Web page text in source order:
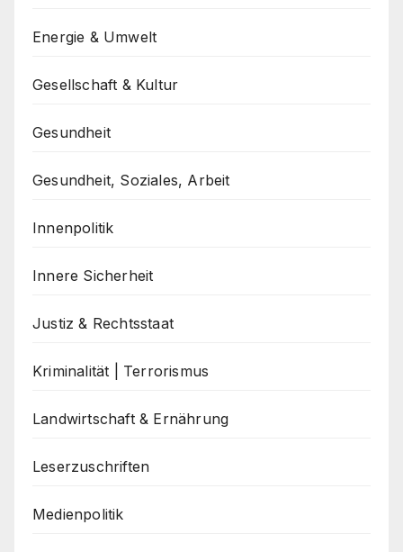
Energie & Umwelt
Gesellschaft & Kultur
Gesundheit
Gesundheit, Soziales, Arbeit
Innenpolitik
Innere Sicherheit
Justiz & Rechtsstaat
Kriminalität | Terrorismus
Landwirtschaft & Ernährung
Leserzuschriften
Medienpolitik